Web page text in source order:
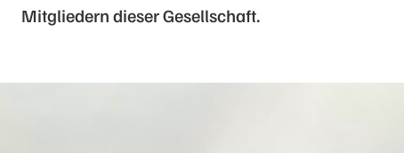
Mitgliedern dieser Gesellschaft.